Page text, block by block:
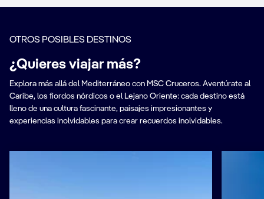
OTROS POSIBLES DESTINOS
¿Quieres viajar más?
Explora más allá del Mediterráneo con MSC Cruceros. Aventúrate al
Caribe, los fiordos nórdicos o el Lejano Oriente: cada destino está
lleno de una cultura fascinante, paisajes impresionantes y
experiencias inolvidables para crear recuerdos inolvidables.